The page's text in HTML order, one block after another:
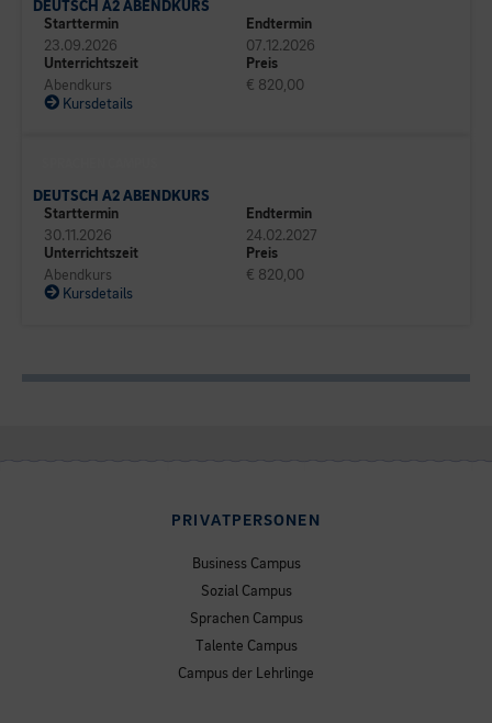
DEUTSCH A2 ABENDKURS
Starttermin
23.09.2026
Endtermin
07.12.2026
Unterrichtszeit
Abendkurs
Preis
€ 820,00
Kursdetails
DEUTSCH A2 ABENDKURS
Starttermin
30.11.2026
Endtermin
24.02.2027
Unterrichtszeit
Abendkurs
Preis
€ 820,00
Kursdetails
PRIVATPERSONEN
Business Campus
Sozial Campus
Sprachen Campus
Talente Campus
Campus der Lehrlinge